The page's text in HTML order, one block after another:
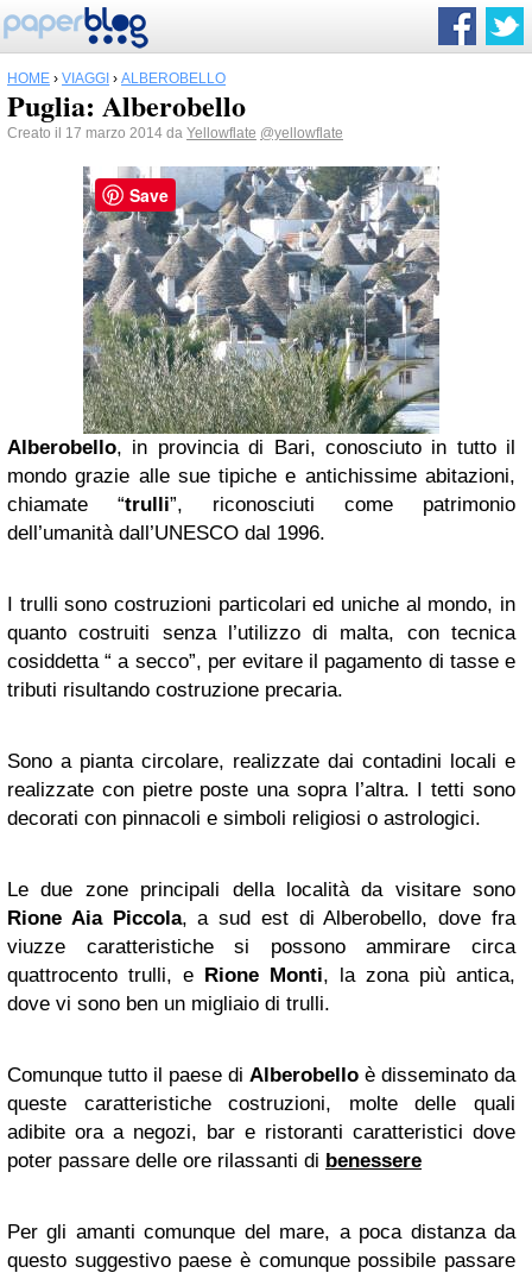
HOME › VIAGGI › ALBEROBELLO
Puglia: Alberobello
Creato il 17 marzo 2014 da Yellowflate @yellowflate
Alberobello, in provincia di Bari, conosciuto in tutto il
mondo grazie alle sue tipiche e antichissime abitazioni,
chiamate “trulli”, riconosciuti come patrimonio
dell’umanità dall’UNESCO dal 1996.
I trulli sono costruzioni particolari ed uniche al mondo, in
quanto costruiti senza l’utilizzo di malta, con tecnica
cosiddetta “ a secco”, per evitare il pagamento di tasse e
tributi risultando costruzione precaria.
Sono a pianta circolare, realizzate dai contadini locali e
realizzate con pietre poste una sopra l’altra. I tetti sono
decorati con pinnacoli e simboli religiosi o astrologici.
Le due zone principali della località da visitare sono
Rione Aia Piccola, a sud est di Alberobello, dove fra
viuzze caratteristiche si possono ammirare circa
quattrocento trulli, e Rione Monti, la zona più antica,
dove vi sono ben un migliaio di trulli.
Comunque tutto il paese di Alberobello è disseminato da
queste caratteristiche costruzioni, molte delle quali
adibite ora a negozi, bar e ristoranti caratteristici dove
poter passare delle ore rilassanti di benessere
Per gli amanti comunque del mare, a poca distanza da
questo suggestivo paese è comunque possibile passare
Save